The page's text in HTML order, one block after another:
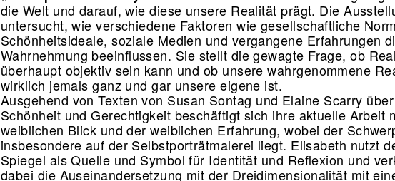
die Welt und darauf, wie diese unsere Realität prägt. Die
untersucht, wie verschiedene Faktoren wie gesellschaftliche
Schönheitsideale, soziale Medien und vergangene Erfahrungen
Wahrnehmung beeinflussen. Sie stellt die gewagte Frage, ob
überhaupt objektiv sein kann und ob unsere wahrgenommene
wirklich jemals ganz und gar unsere eigene ist.
Ausgehend von Texten von Susan Sontag und Elaine Scarry
Schönheit und Gerechtigkeit beschäftigt sich ihre aktuelle Arbeit
weiblichen Blick und der weiblichen Erfahrung, wobei der
insbesondere auf der Selbstporträtmalerei liegt. Elisabeth nutzt
Spiegel als Quelle und Symbol für Identität und Reflexion und
dabei die Auseinandersetzung mit der Dreidimensionalität mit